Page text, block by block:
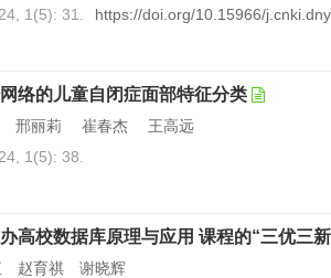
1(5): 31.
https://doi.org/10.15966/
络的儿童自闭症面部特征分类
邢丽莉 崔春杰 王高远
1(5): 38.
高校数据库原理与应用 课程的“三优三
赵育祺 谢晓辉